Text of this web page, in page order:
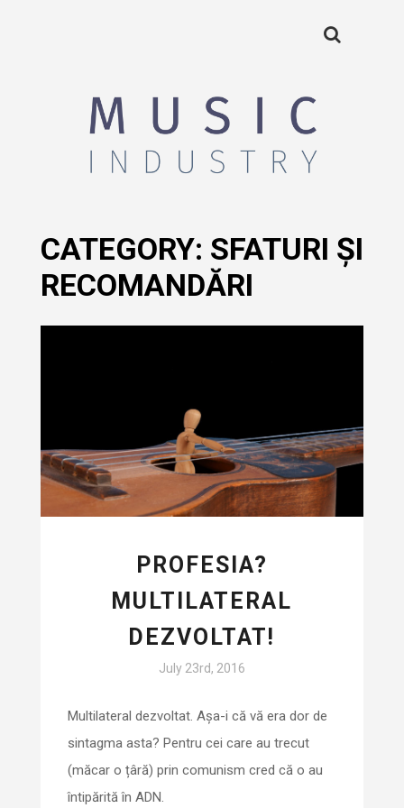
CATEGORY: SFATURI ȘI
RECOMANDĂRI
PROFESIA?
MULTILATERAL
DEZVOLTAT!
July 23rd, 2016
Multilateral dezvoltat. Așa-i că vă era dor de
sintagma asta? Pentru cei care au trecut
(măcar o țâră) prin comunism cred că o au
întipărită în ADN.